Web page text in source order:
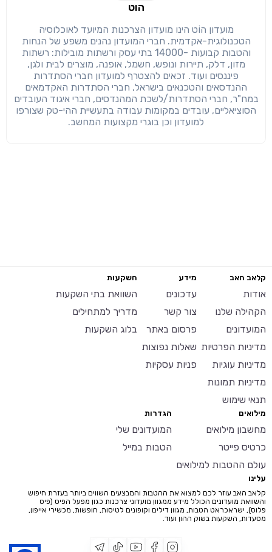
הוט
מועדון הוֹט הינו מועדון הצרכנות המיועד לאוכלוסיה
הטכנולוגית-אקדמית. חברי המועדון נהנים משפע של הנחות
והטבות קבועות -14000 בתי עסק ורשתות מובילות: רשתות
מזון, דלק, תיירות ונופש, חשמל, אופנה, מוצרים לבית ולגן,
פיננסים ועוד. זכאים להצטרף למועדון חברי הסתדרות
ההנדסאים והטכנאים בישראל, חברי הסתדרות האקדמאים
במח"ר, חברי הסתדרות/לשכת המהנדסים, חברי איגוד העובדים
הסוציאליים, עובדים במקומות עבודה בתעשיית ההי-טק שצורפו
למועדון וכן בוגרי מקצועות המחשב.
קלאב האב
אודות
הקהילה שלנו
המועדונים
מדיניות הפרטיות
מדיניות עוגיות
מדיניות תמונות
תנאי שימוש
מידע
עדכונים
צור קשר
פרסום באתר
שאלות נפוצות
פניות עסקיות
השקעות
השוואת בתי השקעות
מדריך למתחילים
בלוג השקעות
מילואים
מחשבון מילואים
כרטיס פייטר
עולם ההטבות למילואים
הגדרות
המועדונים שלי
הטבות במייל
עלינו
קלאב האב עוזר לכם למצוא את ההטבות והמבצעים השווים ביותר בעזרת חיפוש
והשוואת מועדונים הכולל מידע ממגוון מועדוני צרכנות כגון מפעל הפיס (פיס
פלוס), ישראכראט הטבות, מגוון דילים וקופונים לטיסות, חופשות, מכשירי אייפון,
מסעדות, השקעות בשוק ההון ועוד.